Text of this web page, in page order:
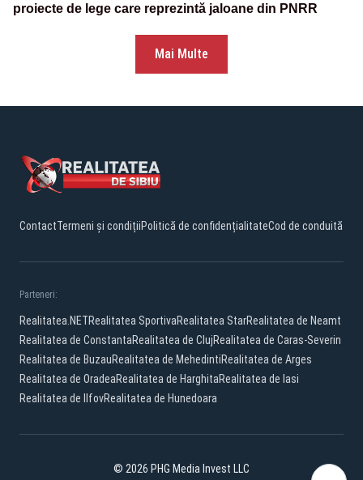
proiecte de lege care reprezintă jaloane din PNRR
Mai Multe
ContactTermeni și condițiiPolitică de confidențialitateCod de conduită
Parteneri:
Realitatea.NETRealitatea SportivaRealitatea StarRealitatea de Neamt
Realitatea de ConstantaRealitatea de ClujRealitatea de Caras-Severin
Realitatea de BuzauRealitatea de MehedintiRealitatea de Arges
Realitatea de OradeaRealitatea de HarghitaRealitatea de Iasi
Realitatea de IlfovRealitatea de Hunedoara
© 2026 PHG Media Invest LLC